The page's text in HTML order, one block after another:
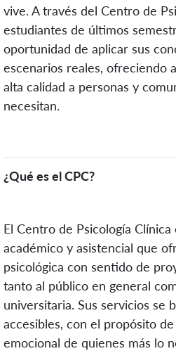
vive. A través del Centro de
estudiantes de últimos
oportunidad de aplicar sus
escenarios reales, ofreciendo
alta calidad a personas y
necesitan.
¿Qué es el CPC?
El Centro de Psicología Clínica
académico y asistencial que
psicológica con sentido de
tanto al público en general
universitaria. Sus servicios se
accesibles, con el propósito
emocional de quienes más lo